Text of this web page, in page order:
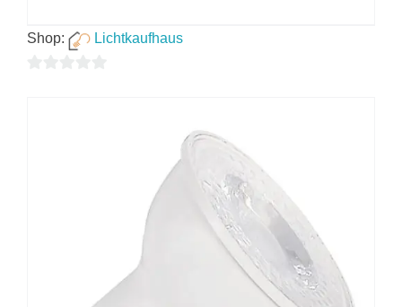
Shop: Lichtkaufhaus